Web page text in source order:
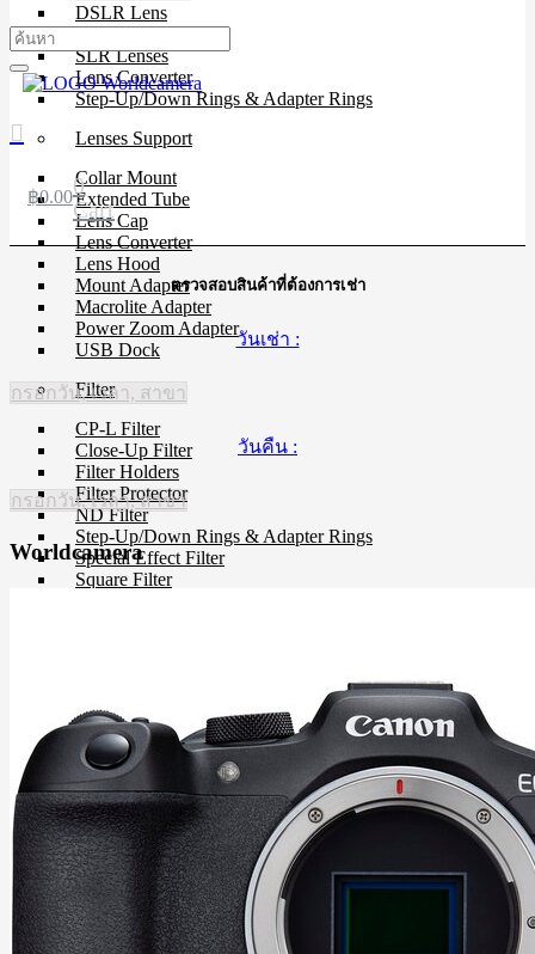
DSLR Lens
Mirrorless Lens
SLR Lenses
Lens Converter
Step-Up/Down Rings & Adapter Rings
Lenses Support
Collar Mount
Extended Tube
Lens Cap
Lens Converter
Lens Hood
Mount Adapter
Macrolite Adapter
Power Zoom Adapter
USB Dock
Filter
CP-L Filter
Close-Up Filter
Filter Holders
Filter Protector
ND Filter
Step-Up/Down Rings & Adapter Rings
Special Effect Filter
Square Filter
Darkroom
Chemistry
Darkroom Equipment
Video Making Gear
Action Camera Accessories
Pole & Boompole
Connector Cable
Control Cable
฿0.000
Cart
ตรวจสอบสินค้าที่ต้องการเช่า
วันเช่า :
กรอกวัน, เวลา, สาขา
วันคืน :
กรอกวัน, เวลา, สาขา
Worldcamera